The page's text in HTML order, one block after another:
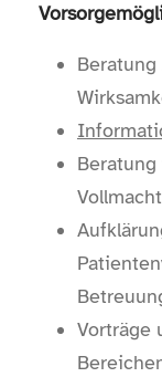
Vorträge